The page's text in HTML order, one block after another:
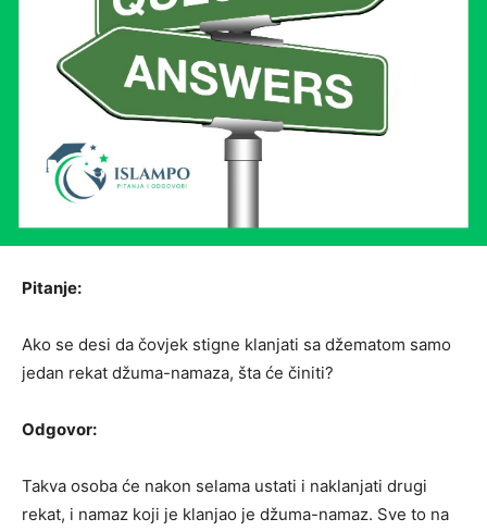
Pitanje:
Ako se desi da čovjek stigne klanjati sa džematom samo
jedan rekat džuma-namaza, šta će činiti?
Odgovor:
Takva osoba će nakon selama ustati i naklanjati drugi
rekat, i namaz koji je klanjao je džuma-namaz. Sve to na